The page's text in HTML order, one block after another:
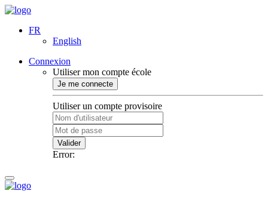
FR
English
Connexion
Utiliser mon compte école
Je me connecte
Utiliser un compte provisoire
Valider
Error: